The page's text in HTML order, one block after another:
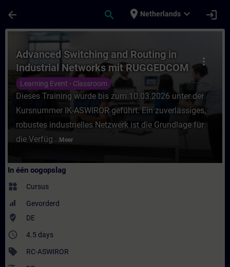
arrow_back search place Netherlands expand_more login
Cursus - Advanced Switching and
more_vert
Advanced Switching and Routing in
Industrial Networks mit RUGGEDCOM
(Präsenz-Training)
Learning Event - Classroom
Dieses Training wurde bis zum 10.03.2026 unter der
Kursnummer IK-ASWIROR geführt. Ein zuverlässiges,
robustes industrielles Netzwerk ist die Grundlage für
die Verfüg... Meer
In één oogopslag
widgets Cursus
Gevorderd
where_to_vote DE
access_time 4.5 days
sell RC-ASWIROR